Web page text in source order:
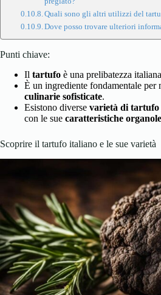
Quali sono gli altri utilizzi del
Dove posso trovare ulteriori
Punti chiave:
Il tartufo è una prelibatezza
È un ingrediente fondamentale per
culinarie sofisticate.
Esistono diverse varietà di tartufo
con le sue caratteristiche
Scoprire il tartufo italiano e le sue varietà